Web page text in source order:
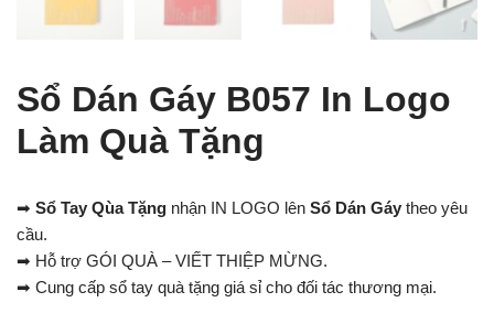
Sổ Dán Gáy B057 In Logo
Làm Quà Tặng
➡ Sổ Tay Qùa Tặng nhận IN LOGO lên Sổ Dán Gáy theo yêu
cầu.
➡ Hỗ trợ GÓI QUÀ – VIẾT THIỆP MỪNG.
➡ Cung cấp sổ tay quà tặng giá sỉ cho đối tác thương mại.